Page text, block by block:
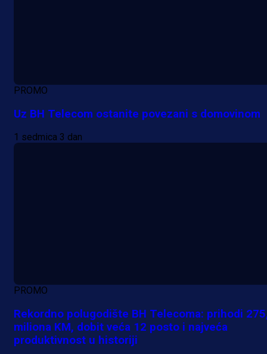
PROMO
Uz BH Telecom ostanite povezani s domovinom
1 sedmica 3 dan
PROMO
Rekordno polugodište BH Telecoma: prihodi
miliona KM, dobit veća 12 posto i najveća
produktivnost u historiji